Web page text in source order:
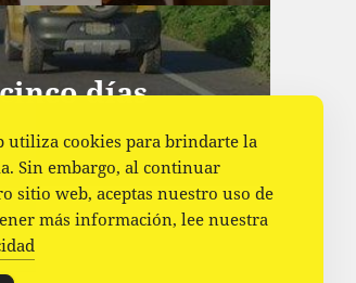
días
utiliza cookies para brindarte la
Sin embargo, al continuar
sitio web, aceptas nuestro uso de
más información, lee nuestra